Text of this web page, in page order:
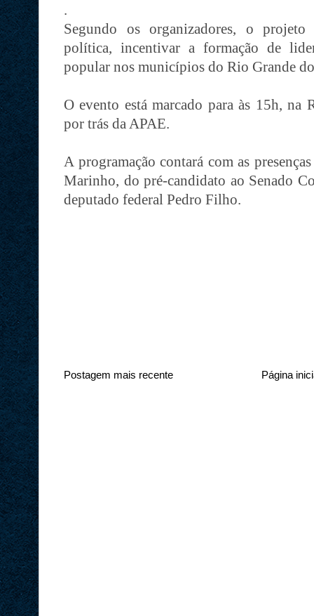
.
Segundo os organizadores, o
política, incentivar a formação de
popular nos municípios do Rio Grande
O evento está marcado para às 15h, na
por trás da APAE.
A programação contará com as
Marinho, do pré-candidato ao Senado
deputado federal Pedro Filho.
Postagem mais recente Página